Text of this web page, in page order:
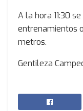
A la hora 11:30
entrenamientos
metros.
Gentileza